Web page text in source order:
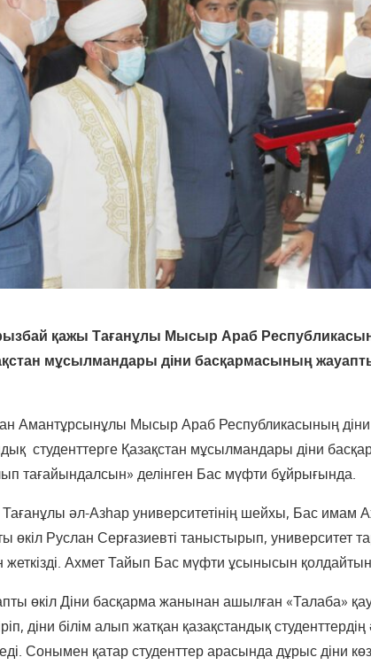
қажы Тағанұлы Мысыр Араб
мұсылмандары діни басқармасының жауапты
Амантұрсынұлы Мысыр Араб Республикасының
студенттерге Қазақстан мұсылмандары діни
тағайындалсын» делінген Бас мүфти бұйрығында.
әл-Азһар университетінің шейхы, Бас имам
өкіл Руслан Серғазиевті таныстырып, университет
жеткізді. Ахмет Тайып Бас мүфти ұсынысын
өкіл Діни басқарма жанынан ашылған «Талаба»
діни білім алып жатқан қазақстандық студенттердің
Сонымен қатар студенттер арасында дұрыс діни